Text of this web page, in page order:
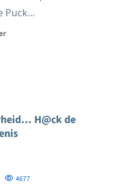
Puck...
H@ck de
4677